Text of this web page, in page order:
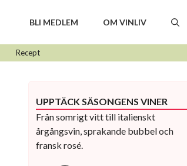
BLI MEDLEM OM VINLIV
Recept
UPPTÄCK SÄSONGENS VINER
Från somrigt vitt till italienskt
årgångsvin, sprakande bubbel och
fransk rosé.